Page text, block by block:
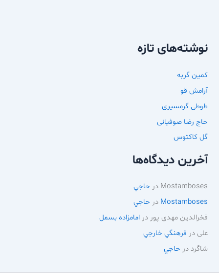
نوشته‌های تازه
کمین گربه
آرامش قو
طوطی گرمسیری
حاج رضا صوفیانی
گل کاکتوس
آخرین دیدگاه‌ها
Mostamboses در حاجي
Mostamboses در حاجي
فخرالدین مهدی پور درامامزاده بسمل
علی در فرهنگي خارجي
شاگرد در حاجي